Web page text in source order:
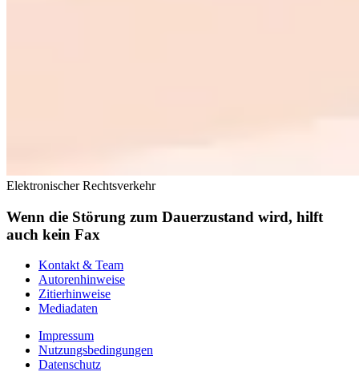
Elektronischer Rechtsverkehr
Wenn die Störung zum Dauerzustand wird, hilft
auch kein Fax
Kontakt & Team
Autorenhinweise
Zitierhinweise
Mediadaten
Impressum
Nutzungsbedingungen
Datenschutz